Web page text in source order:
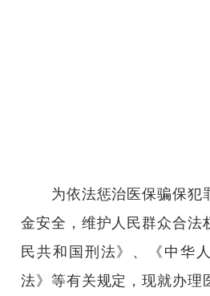
为依法惩治医保骗保犯
金安全，维护人民群众合法
民共和国刑法》、《中华
法》等有关规定，现就办理